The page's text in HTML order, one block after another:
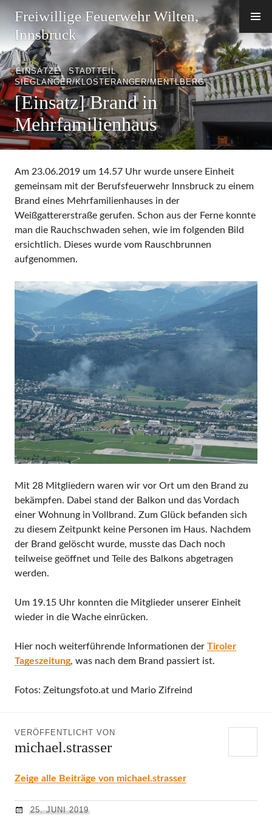
Inhalt
springen
Freiwillige Feuerwehr Wilten,
Innsbruck
EINSÄTZE, STADTTEIL
SIEGLANGER/KLOSTERANGER/MENTLBERG
[Einsatz] Brand in
Mehrfamilienhaus
Am 23.06.2019 um 14.57 Uhr wurde unsere Einheit
gemeinsam mit der Berufsfeuerwehr Innsbruck zu einem
Brand eines Mehrfamilienhauses in der
Weißgattererstraße gerufen. Schon aus der Ferne konnte
man die Rauchschwaden sehen, wie im folgenden Bild
ersichtlich. Dieses wurde vom Rauschbrunnen
aufgenommen.
Mit 28 Mitgliedern waren wir vor Ort um den Brand zu
bekämpfen. Dabei stand der Balkon und das Vordach
einer Wohnung in Vollbrand. Zum Glück befanden sich
zu diesem Zeitpunkt keine Personen im Haus. Nachdem
der Brand gelöscht wurde, musste das Dach noch
teilweise geöffnet und Teile des Balkons abgetragen
werden.
Um 19.15 Uhr konnten die Mitglieder unserer Einheit
wieder in die Wache einrücken.
Hier noch weiterführende Informationen der Tiroler
Tageszeitung, was nach dem Brand passiert ist.
Fotos: Zeitungsfoto.at und Mario Zifreind
VERÖFFENTLICHT VON
michael.strasser
Zeige alle Beiträge von michael.strasser
25. JUNI 2019